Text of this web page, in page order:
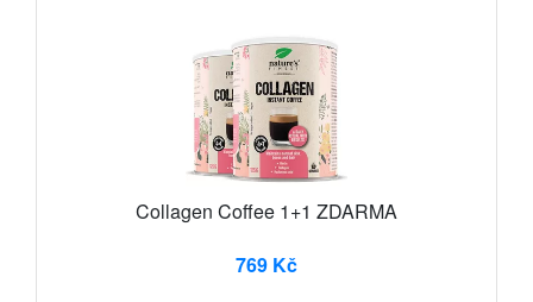
Collagen Coffee 1+1 ZDARMA
769 Kč